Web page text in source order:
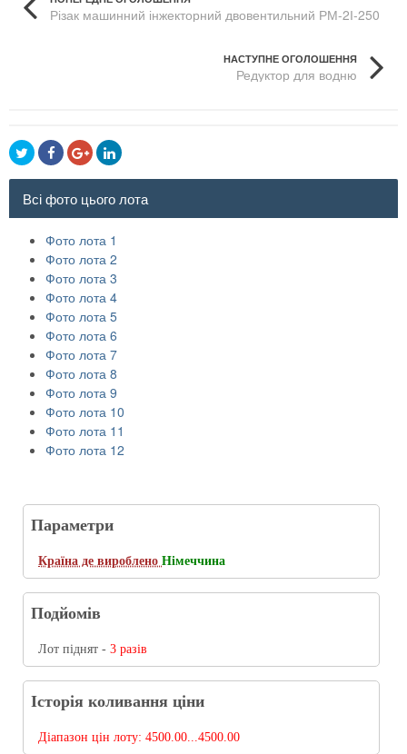
Різак машинний інжекторний двовентильний РМ-2І-250
НАСТУПНЕ ОГОЛОШЕННЯ
Редуктор для водню
Всі фото цього лота
Фото лота 1
Фото лота 2
Фото лота 3
Фото лота 4
Фото лота 5
Фото лота 6
Фото лота 7
Фото лота 8
Фото лота 9
Фото лота 10
Фото лота 11
Фото лота 12
Параметри
Країна де вироблено Німеччина
Подйомів
Лот піднят - 3 разів
Історія коливання ціни
Діапазон цін лоту: 4500.00...4500.00